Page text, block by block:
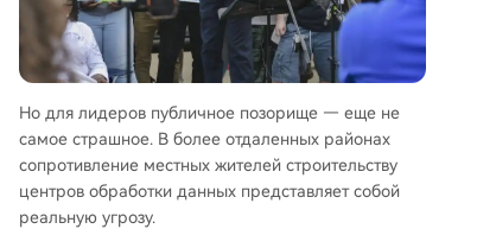
Но для лидеров публичное позорище — еще не
самое страшное. В более отдаленных районах
сопротивление местных жителей строительству
центров обработки данных представляет собой
реальную угрозу.